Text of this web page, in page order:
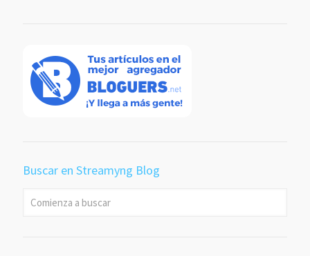
Buscar en Streamyng Blog